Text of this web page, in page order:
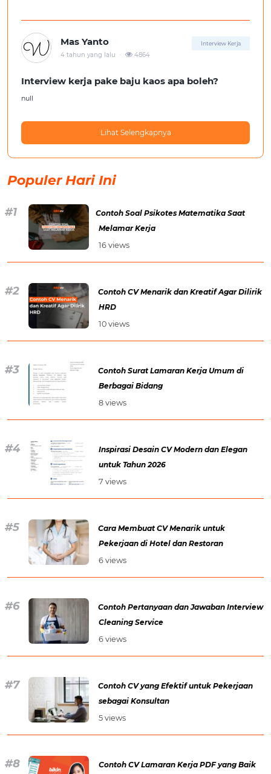
Mas Yanto Interview Kerja
4 tahun yang lalu . 4864
Interview kerja pake baju kaos apa boleh?
null
Lihat Selengkapnya
Populer Hari Ini
Contoh Soal Psikotes Matematika Saat
Melamar Kerja
16 views
Contoh CV Menarik dan Kreatif Agar Dilirik
HRD
10 views
Contoh Surat Lamaran Kerja Umum di
Berbagai Bidang
8 views
Inspirasi Desain CV Modern dan Elegan
untuk Tahun 2026
7 views
Cara Membuat CV Menarik untuk
Pekerjaan di Hotel dan Restoran
6 views
Contoh Pertanyaan dan Jawaban Interview
Cleaning Service
6 views
Contoh CV yang Efektif untuk Pekerjaan
sebagai Konsultan
5 views
Contoh CV Lamaran Kerja PDF yang Baik